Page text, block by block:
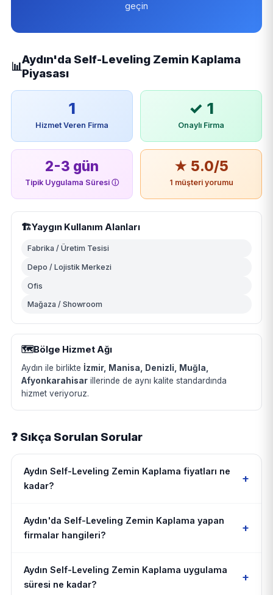
geçin
📊
Aydın'da Self-Leveling Zemin Kaplama
Piyasası
1
Hizmet Veren Firma
✓ 1
Onaylı Firma
2-3 gün
Tipik Uygulama Süresi ⓘ
★ 5.0/5
1 müşteri yorumu
🏗️Yaygın Kullanım Alanları
Fabrika / Üretim Tesisi
Depo / Lojistik Merkezi
Ofis
Mağaza / Showroom
🗺️Bölge Hizmet Ağı
Aydın ile birlikte İzmir, Manisa, Denizli, Muğla,
Afyonkarahisarillerinde de aynı kalite standardında
hizmet veriyoruz.
❓ Sıkça Sorulan Sorular
Aydın Self-Leveling Zemin Kaplama fiyatları ne
kadar?
+
Aydın'da Self-Leveling Zemin Kaplama yapan
firmalar hangileri?
+
Aydın Self-Leveling Zemin Kaplama uygulama
süresi ne kadar?
+